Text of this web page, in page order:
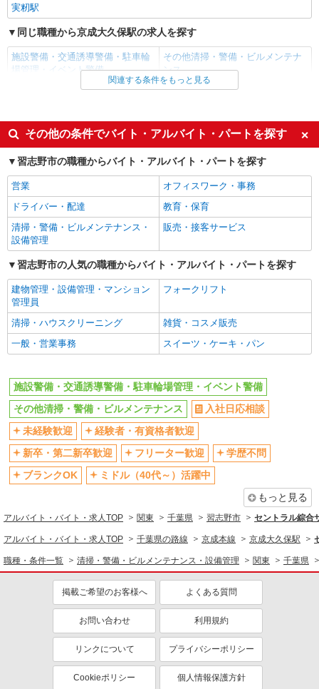
実籾駅
同じ職種から京成大久保駅の求人を探す
施設警備・交通誘導警備・駐車輪
場管理・イベント警備
その他清掃・警備・ビルメンテナ
ンス
アルバイト パート
同じ特徴から京成大久保駅の求人を探す
入社日応相談
未経験歓迎
経験者・有資格者歓迎
新卒・第二新卒歓迎
フリーター歓迎
学歴不問
ブランクOK
ミドル（40代～）活躍中
エルダー（50代～）活躍中
シニア（60代～）活躍中
早朝
昼
夕方
夜
深夜
駅直結・駅チカ
自転車通勤OK
転勤なし
交通費支給
同じ職種から求人を探す
清掃・警備・ビルメンテナンス・設備管理
施設警備・交通誘導警備・駐車輪場管理・イベント警備
同じ特徴から求人を探す
ミドル（40代～）活躍中
深夜
交通費支給
社会保険あり
関連する条件をもっと見る
その他の条件でバイト・アルバイト・パートを探す
習志野市の職種からバイト・アルバイト・パートを探す
営業
オフィスワーク・事務
ドライバー・配達
教育・保育
清掃・警備・ビルメンテナンス・
設備管理
販売・接客サービス
習志野市の人気の職種からバイト・アルバイト・パートを探す
建物管理・設備管理・マンション
管理員
フォークリフト
清掃・ハウスクリーニング
雑貨・コスメ販売
一般・営業事務
スイーツ・ケーキ・パン
施設警備・交通誘導警備・駐車輪場管理・イベント警備
その他清掃・警備・ビルメンテナンス
入社日応相談
未経験歓迎
経験者・有資格者歓迎
新卒・第二新卒歓迎
フリーター歓迎
学歴不問
ブランクOK
ミドル（40代～）活躍中
もっと見る
アルバイト・バイト・求人TOP 関東 千葉県 習志野市 セントラル綜合
アルバイト・バイト・求人TOP 千葉県の路線 京成本線 京成大久保駅
職種・条件一覧 清掃・警備・ビルメンテナンス・設備管理 関東 千葉県
掲載ご希望のお客様へ よくある質問
お問い合わせ 利用規約
リンクについて プライバシーポリシー
Cookieポリシー 個人情報保護方針